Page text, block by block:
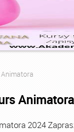
2024